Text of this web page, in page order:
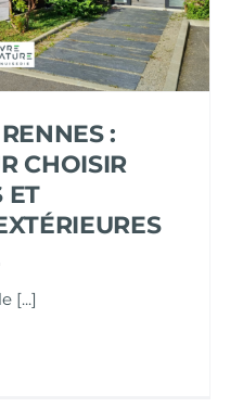
:
CHOISIR
ET
[...]